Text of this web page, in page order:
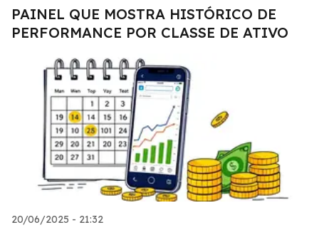
PAINEL QUE MOSTRA HISTÓRICO DE
PERFORMANCE POR CLASSE DE ATIVO
20/06/2025 - 21:32